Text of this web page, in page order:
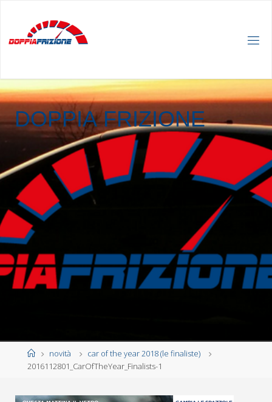
DOPPIA FRIZIONE
Homenovità
car of the year 2018 (le finaliste)
2016112801_CarOfTheYear_Finalists-1